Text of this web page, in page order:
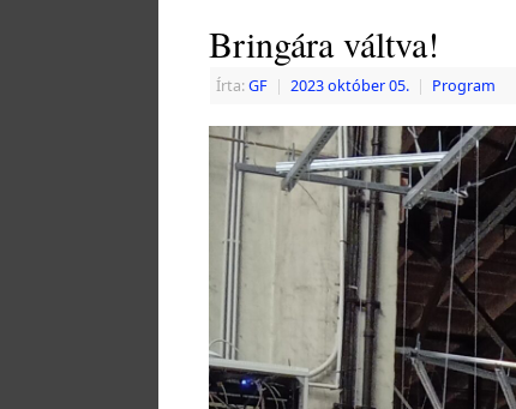
Bringára váltva!
Írta:GF | 2023 október 05. | Program